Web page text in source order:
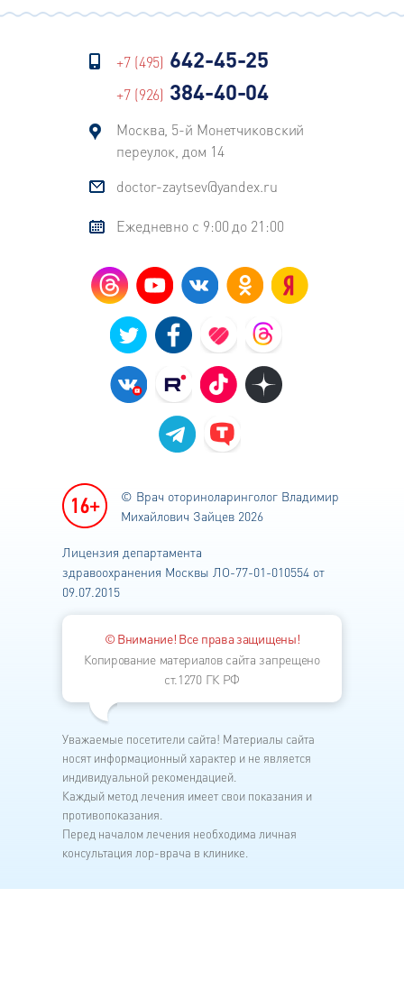
+7 (495) 642-45-25
+7 (926) 384-40-04
Москва, 5-й Монетчиковский
переулок, дом 14
doctor-zaytsev@yandex.ru
Ежедневно с 9:00 до 21:00
© Врач оториноларинголог Владимир
Михайлович Зайцев 2026
Лицензия департамента
здравоохранения Москвы ЛО-77-01-010554 от
09.07.2015
© Внимание! Все права защищены!
Копирование материалов сайта запрещено
ст.1270 ГК РФ
Уважаемые посетители сайта! Материалы сайта
носят информационный характер и не является
индивидуальной рекомендацией.
Каждый метод лечения имеет свои показания и
противопоказания.
Перед началом лечения необходима личная
консультация лор-врача в клинике.